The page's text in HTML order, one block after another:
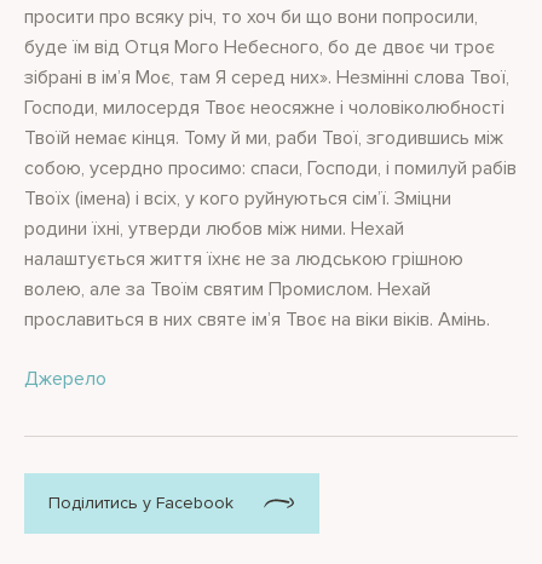
просити про всяку рiч, то хоч би що вони попросили,
буде їм вiд Отця Мого Небесного, бо де двоє чи троє
зiбранi в iм’я Моє, там Я серед них». Незмiннi слова Твої,
Господи, милосердя Твоє неосяжне i чоловiколюбностi
Твоїй немає кiнця. Тому й ми, раби Твої, згодившись мiж
собою, усердно просимо: спаси, Господи, i помилуй рабiв
Твоїх (iмена) i всiх, у кого руйнуються сiм’ї. Змiцни
родини їхнi, утверди любов мiж ними. Нехай
налаштується життя їхнє не за людською грiшною
волею, але за Твоїм святим Промислом. Нехай
прославиться в них святе iм’я Твоє на вiки вiкiв. Амiнь.
Джерело
Поділитись у Facebook